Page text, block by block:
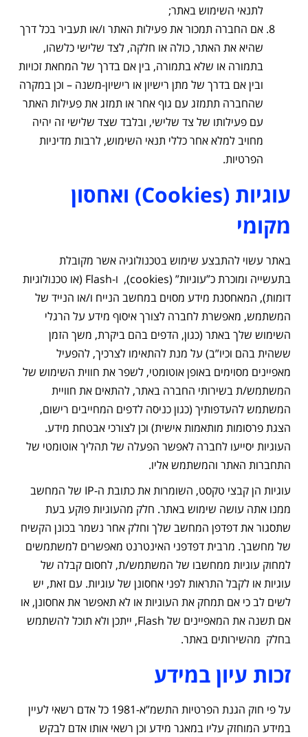
לתנאי השימוש באתר;
אם החברה תמכור את פעילות האתר ו/או תעביר בכל דרך
שהיא את האתר, כולה או חלקה, לצד שלישי כלשהו,
בתמורה או שלא בתמורה, בין אם בדרך של המחאת זכויות
ובין אם בדרך של מתן רישיון או רישיון-משנה – וכן במקרה
שהחברה תתמזג עם גוף אחר או תמזג את פעילות האתר
עם פעילותו של צד שלישי, ובלבד שצד שלישי זה יהיה
מחויב למלא אחר כללי תנאי השימוש, לרבות מדיניות
הפרטיות.
עוגיות (Cookies) ואחסון
מקומי
באתר עשוי להתבצע שימוש בטכנולוגיה אשר מקובלת
בתעשייה ומוכרת כ”עוגיות” (cookies), ו-Flash (או טכנולוגיות
דומות), המאחסנת מידע מסוים במחשב הנייח ו/או הנייד של
המשתמש, מאפשרת לחברה לצורך איסוף מידע על הרגלי
השימוש שלך באתר (כגון, הדפים בהם ביקרת, משך הזמן
ששהית בהם וכיו”ב) על מנת להתאימו לצרכיך, להפעיל
מאפיינים מסוימים באופן אוטומטי, לשפר את חווית השימוש של
המשתמש/ת בשירותי החברה באתר, להתאים את חוויית
המשתמש להעדפותיך (כגון כניסה לדפים המחייבים רישום,
הצגת פרסומות מותאמות אישית) וכן לצורכי אבטחת מידע.
העוגיות יסייעו לחברה לאפשר הפעלה של תהליך אוטומטי של
התחברות האתר והמשתמש אליו.
עוגיות הן קבצי טקסט, השומרות את כתובת ה-IP של המחשב
ממנו אתה עושה שימוש באתר. חלק מהעוגיות פוקע בעת
שתסגור את דפדפן המחשב שלך וחלק אחר נשמר בכונן הקשיח
של מחשבך. מרבית דפדפני האינטרנט מאפשרים למשתמשים
למחוק עוגיות ממחשבו של המשתמש/ת, לחסום קבלה של
עוגיות או לקבל התראות לפני אחסונן של עוגיות. עם זאת, יש
לשים לב כי אם תמחק את העוגיות או לא תאפשר את אחסונן, או
אם תשנה את המאפיינים של Flash, ייתכן ולא תוכל להשתמש
בחלק מהשירותים באתר.
זכות עיון במידע
על פי חוק הגנת הפרטיות התשמ”א-1981 כל אדם רשאי לעיין
במידע המוחזק עליו במאגר מידע וכן רשאי אותו אדם לבקש